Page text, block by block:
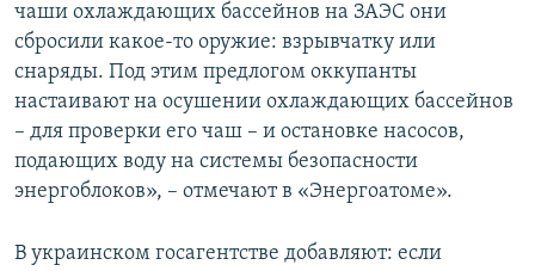
чаши охлаждающих бассейнов на ЗАЭС они
сбросили какое-то оружие: взрывчатку или
снаряды. Под этим предлогом оккупанты
настаивают на осушении охлаждающих бассейнов
– для проверки его чаш – и остановке насосов,
подающих воду на системы безопасности
энергоблоков», – отмечают в «Энергоатоме».
В украинском госагентстве добавляют: если